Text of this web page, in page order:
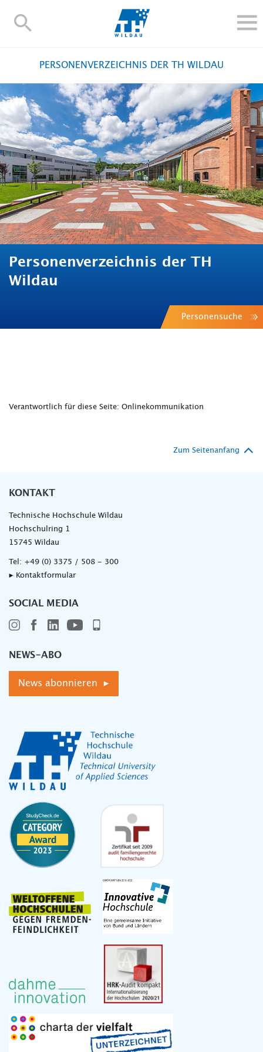
TH-
FORSCHUNG UND TRANSFER
ALUMNI
HOCHSCHULE
INTERNATIONAL
BESCHÄFTIGTE
Blogs Kontakt und Anfahrt Webmail Moodle
TH Online-Portal Personensuche English
PERSONENVERZEICHNIS DER TH WILDAU
Personenverzeichnis der TH
Wildau
Personensuche
Verantwortlich für diese Seite: Onlinekommunikation
Zum Seitenanfang
KONTAKT
Technische Hochschule Wildau
Hochschulring 1
15745 Wildau
Tel: +49 (0) 3375 / 508 - 300
▸ Kontaktformular
SOCIAL MEDIA
NEWS-ABO
News abonnieren ▸